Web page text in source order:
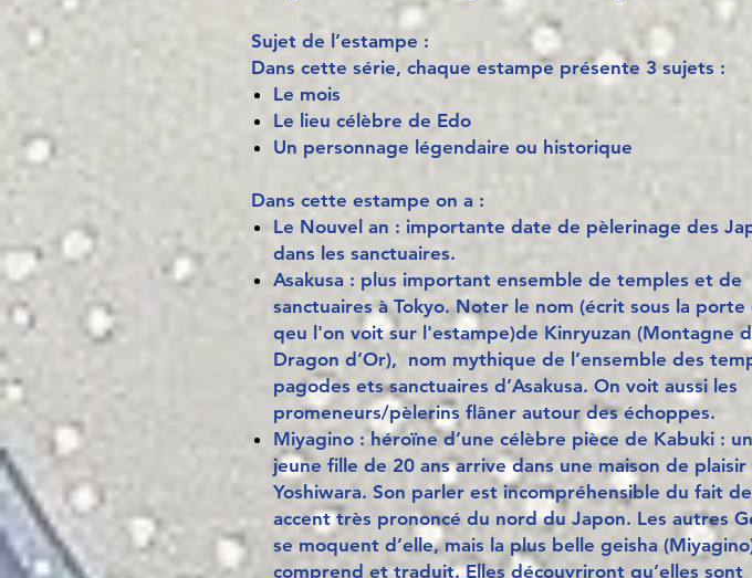
Sujet de l’estampe :
Dans cette série, chaque estampe présente 3 sujets :
Le mois
Le lieu célèbre de Edo
Un personnage légendaire ou historique
Dans cette estampe on a :
Le Nouvel an : importante date de pèlerinage des
dans les sanctuaires.
Asakusa : plus important ensemble de temples et de
sanctuaires à Tokyo. Noter le nom (écrit sous la porte
qeu l'on voit sur l'estampe)de Kinryuzan (Montagne
Dragon d’Or), nom mythique de l’ensemble des
pagodes ets sanctuaires d’Asakusa. On voit aussi les
promeneurs/pèlerins flâner autour des échoppes.
Miyagino : héroïne d’une célèbre pièce de Kabuki :
jeune fille de 20 ans arrive dans une maison de plaisir
Yoshiwara. Son parler est incompréhensible du fait
accent très prononcé du nord du Japon. Les autres
se moquent d’elle, mais la plus belle geisha
comprend et traduit. Elles découvriront qu’elles sont